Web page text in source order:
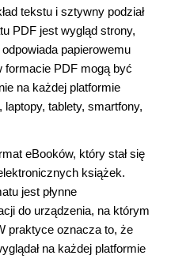
tekstu i sztywny podział
PDF jest wygląd strony,
papierowemu
formacie PDF mogą być
na każdej platformie
tablety, smartfony,
eBooków, który stał się
książek.
jest płynne
do urządzenia, na którym
praktyce oznacza to, że
na każdej platformie